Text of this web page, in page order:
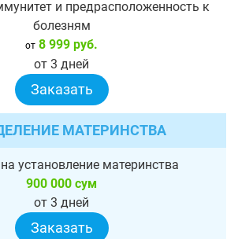
и предрасположенность к
болезням
от 8 999 руб.
от 3 дней
Заказать
МАТЕРИНСТВА
установление материнства
900 000 сум
от 3 дней
Заказать